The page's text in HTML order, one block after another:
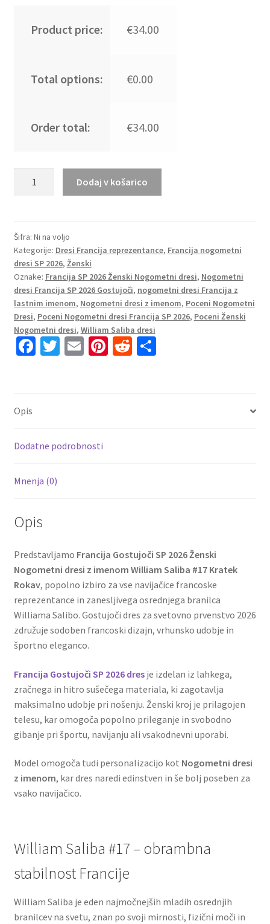
Product price: €34.00
Total options: €0.00
Order total: €34.00
Ženski
Nogometni
dresi
z
imenom
William
Saliba
#17
količina
Dodaj v košarico
Šifra: Ni na voljo
Kategorije: Dresi Francija reprezentance, Francija nogometni
dresi SP 2026, Ženski
Oznake: Francija SP 2026 Ženski Nogometni dresi, Nogometni
dresi Francija SP 2026 Gostujoči, nogometni dresi Francija z
lastnim imenom, Nogometni dresi z imenom, Poceni Nogometni
Dresi, Poceni Nogometni dresi Francija SP 2026, Poceni Ženski
Nogometni dresi, William Saliba dresi
Fa
k
T E Pi R S
Opis
Dodatne podrobnosti
Mnenja (0)
Opis
Predstavljamo Francija Gostujoči SP 2026 Ženski
Nogometni dresi z imenom William Saliba #17 Kratek
Rokav, popolno izbiro za vse navijačice francoske
reprezentance in zanesljivega osrednjega branilca
Williama Salibo. Gostujoči dres za svetovno prvenstvo 2026
združuje sodoben francoski dizajn, vrhunsko udobje in
športno eleganco.
Francija Gostujoči SP 2026 dresje izdelan iz lahkega,
zračnega in hitro sušečega materiala, ki zagotavlja
maksimalno udobje pri nošenju. Ženski kroj je prilagojen
telesu, kar omogoča popolno prileganje in svobodno
gibanje pri športu, navijanju ali vsakodnevni uporabi.
Model omogoča tudi personalizacijo kot Nogometni dresi
z imenom, kar dres naredi edinstven in še bolj poseben za
vsako navijačico.
William Saliba #17 – obrambna
stabilnost Francije
William Saliba je eden najmočnejših mladih osrednjih
branilcev na svetu, znan po svoji mirnosti, fizični moči in